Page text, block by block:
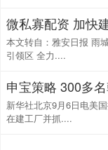
本文转自：雅安日报 雨
引领区 全力....
新华社北京9月6日电美
在建工厂并抓....